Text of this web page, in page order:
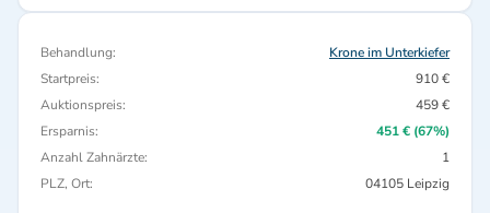
Behandlung:
Krone im Unterkiefer
Startpreis:
910 €
Auktionspreis:
459 €
Ersparnis:
451 € (67%)
Anzahl Zahnärzte:
1
PLZ, Ort:
04105 Leipzig